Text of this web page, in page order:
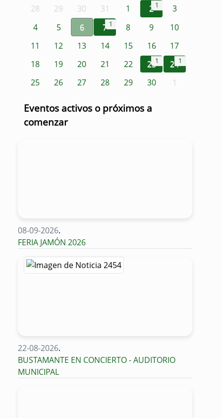
28 29 30 31 1 2 1
3
4
5 6 7 1 8 9
10
11
12 13 14 15 16
17
18
19 20 21 22 231 241
25 26 27 28 29 30 1
Eventos activos o próximos a
comenzar
08-09-2026.
FERIA JAMÓN 2026
22-08-2026.
BUSTAMANTE EN CONCIERTO - AUDITORIO
MUNICIPAL